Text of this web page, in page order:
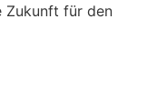
Zukunft für den